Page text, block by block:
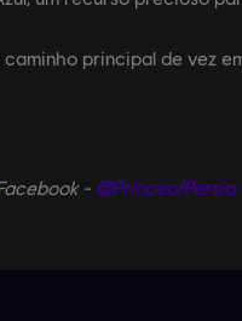
principal de vez
- @PrinceofPersia